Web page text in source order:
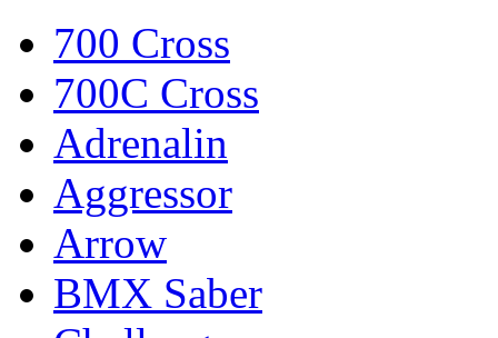
700 Cross
700C Cross
Adrenalin
Aggressor
Arrow
BMX Saber